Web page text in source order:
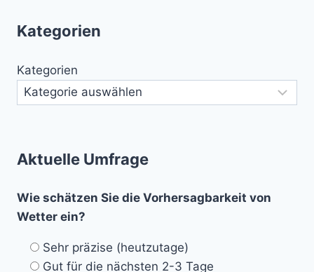
Kategorien
Kategorien
Aktuelle Umfrage
Wie schätzen Sie die Vorhersagbarkeit von
Wetter ein?
Sehr präzise (heutzutage)
Gut für die nächsten 2-3 Tage